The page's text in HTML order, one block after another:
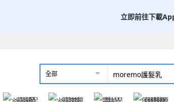
立即前往下載
全部
火箭速配 火箭跨境 嬰幼兒 保健醫療